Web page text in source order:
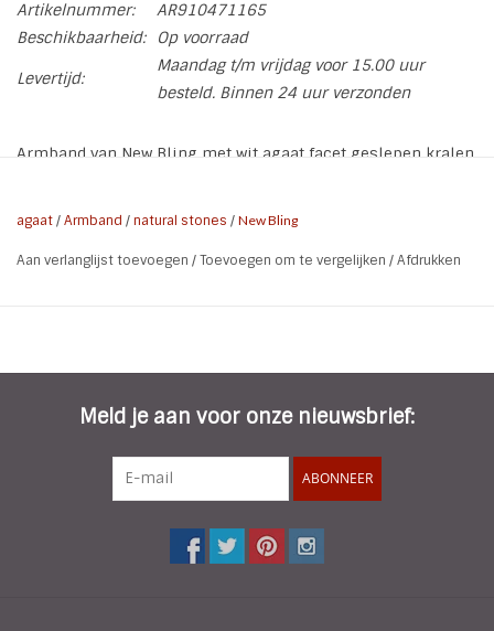
Artikelnummer:
AR910471165
Beschikbaarheid:
Op voorraad
Levertijd:
Maandag t/m vrijdag voor 15.00 uur
besteld. Binnen 24 uur verzonden
Armband van New Bling met wit agaat facet geslepen kralen
Polsmaat: 15 t/m 17 cm
agaat/Armband /natural stones / New Bling
Aan verlanglijst toevoegen /Toevoegen om te vergelijken /Afdrukken
Meld je aan voor onze nieuwsbrief:
ABONNEER